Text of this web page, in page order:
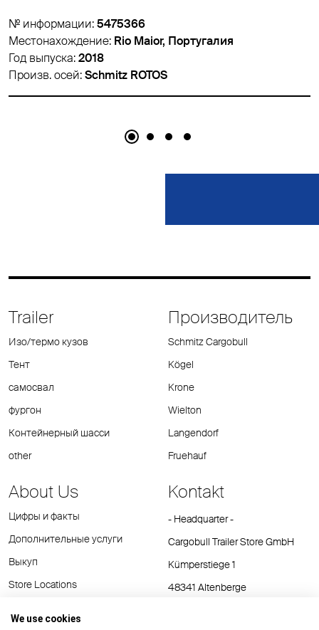
№ информации:5459626
Местонахождение: Padborg, Дания
Год выпуска:2018
Произв. осей:Schmitz ROTOS
Trailer
Изо/термо кузов
Тент
самосвал
фургон
Контейнерный шасси
other
Производитель
Schmitz Cargobull
Kögel
Krone
Wielton
Langendorf
Fruehauf
About Us
Цифры и факты
Дополнительные услуги
Выкуп
Store Locations
Kontakt
- Headquarter -
Cargobull Trailer Store GmbH
Kümperstiege 1
48341 Altenberge
We use cookies